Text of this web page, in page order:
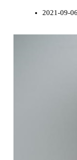
2021-09-06